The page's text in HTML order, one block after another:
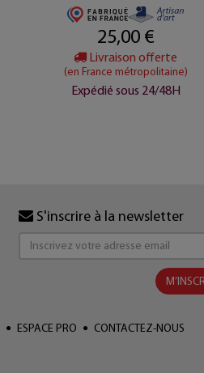
25,00 €
Livraison offerte
(en France métropolitaine)
Expédié sous 24/48H
S'inscrire à la newsletter
ESPACE PRO CONTACTEZ-NOUS